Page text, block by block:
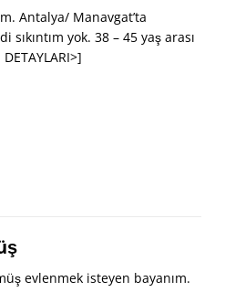
Antalya/ Manavgat’ta
yok. 38 – 45 yaş arası
evlenmek isteyen bayanım.